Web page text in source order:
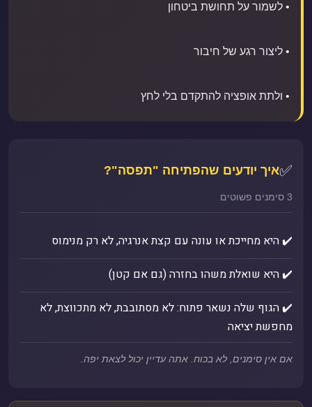
• לשמור על תחושת ביטחון
• ליצור רגע של חיבור
• ולתת אופציה להתקדם בלי לחץ
✅איך יודעים שהפתיחה "תפסה"?
3 סימנים פשוטים
✔️ היא מחייכת או עונה עם קצת אנרגיה, לא רק מנימוס
✔️ היא שואלת משהו בחזרה (גם אם קטן)
✔️ הגוף שלה נשאר פתוח: לא מסתובבת, לא מתכווצת, לא
מחפשת יציאה
אם אין סימנים, לא בכוח. אתה עדיין יכול לצאת יפה.